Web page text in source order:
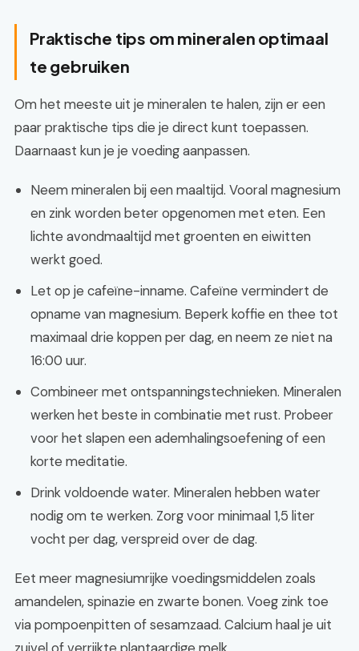
Praktische tips om mineralen optimaal
te gebruiken
Om het meeste uit je mineralen te halen, zijn er een
paar praktische tips die je direct kunt toepassen.
Daarnaast kun je je voeding aanpassen.
Neem mineralen bij een maaltijd. Vooral magnesium
en zink worden beter opgenomen met eten. Een
lichte avondmaaltijd met groenten en eiwitten
werkt goed.
Let op je cafeïne-inname. Cafeïne vermindert de
opname van magnesium. Beperk koffie en thee tot
maximaal drie koppen per dag, en neem ze niet na
16:00 uur.
Combineer met ontspanningstechnieken. Mineralen
werken het beste in combinatie met rust. Probeer
voor het slapen een ademhalingsoefening of een
korte meditatie.
Drink voldoende water. Mineralen hebben water
nodig om te werken. Zorg voor minimaal 1,5 liter
vocht per dag, verspreid over de dag.
Eet meer magnesiumrijke voedingsmiddelen zoals
amandelen, spinazie en zwarte bonen. Voeg zink toe
via pompoenpitten of sesamzaad. Calcium haal je uit